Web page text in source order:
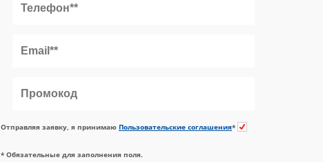
Отправляя заявку, я принимаю Пользовательские соглашения*
* Обязательные для заполнения поля.